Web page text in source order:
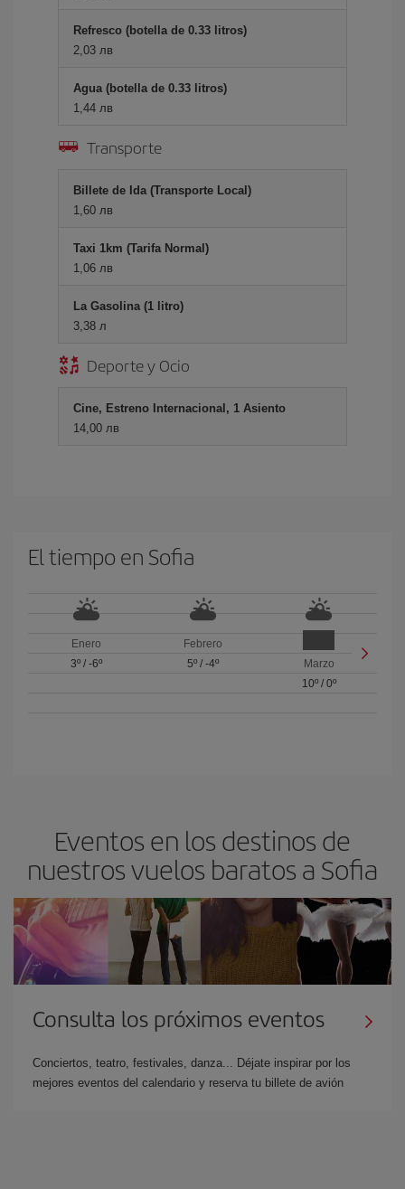
Refresco (botella de 0.33 litros)
2,03 лв
Agua (botella de 0.33 litros)
1,44 лв
Transporte
Billete de Ida (Transporte Local)
1,60 лв
Taxi 1km (Tarifa Normal)
1,06 лв
La Gasolina (1 litro)
3,38 л
Deporte y Ocio
Cine, Estreno Internacional, 1 Asiento
14,00 лв
El tiempo en Sofia
Enero
3º/ -6º
Febrero
5º/ -4º
Marzo
10º/ 0º
Eventos en los destinos de
nuestros vuelos baratos a Sofia
Consulta los próximos eventos
Conciertos, teatro, festivales, danza... Déjate inspirar por los
mejores eventos del calendario y reserva tu billete de avión